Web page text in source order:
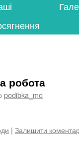
робота
podibka_mo
| Залишити